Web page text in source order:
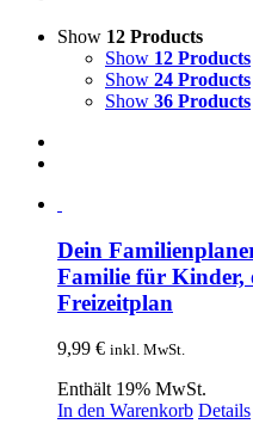
Show 12 Products
Show 12 Products
Show 24 Products
Show 36 Products
Dein
Familie für Kinder,
Freizeitplan
9,99 € inkl. MwSt.
Enthält 19% MwSt.
In den Warenkorb Details